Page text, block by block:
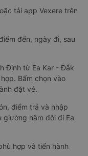
tải app Vexere trên
đến, ngày đi, sau
Định từ Ea Kar - Đắk
Bấm chọn vào
đặt vé.
điểm trả và nhập
nằm đôi đi Ea
hợp và tiến hành